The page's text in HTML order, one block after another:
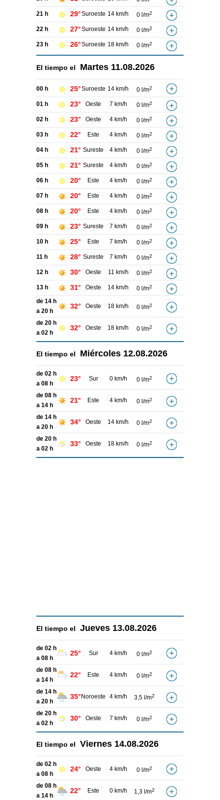
21 h 29°Suroeste 14 km/h 0 l/m2
22 h 27°Suroeste 14 km/h 0 l/m2
23 h 26°Suroeste 18 km/h 0 l/m2
El tiempo el Martes 11.08.2026
00 h 25°Suroeste 14 km/h 0 l/m2
01 h 23° Oeste 7 km/h 0 l/m2
02 h 23° Oeste 4 km/h 0 l/m2
03 h 22° Este 4 km/h 0 l/m2
04 h 21° Sureste 4 km/h 0 l/m2
05 h 21° Sureste 4 km/h 0 l/m2
06 h 20° Este 4 km/h 0 l/m2
07 h 20° Este 4 km/h 0 l/m2
08 h 20° Este 4 km/h 0 l/m2
09 h 23° Sureste 7 km/h 0 l/m2
10 h 25° Este 7 km/h 0 l/m2
11 h 28° Sureste 7 km/h 0 l/m2
12 h 30° Oeste 11 km/h 0 l/m2
13 h 31° Oeste 14 km/h 0 l/m2
de 14 h
a 20 h
32° Oeste 18 km/h 0 l/m2
de 20 h
a 02 h
32° Oeste 18 km/h 0 l/m2
El tiempo el Miércoles 12.08.2026
de 02 h
a 08 h
23° Sur 0 km/h 0 l/m2
de 08 h
a 14 h
21° Este 4 km/h 0 l/m2
de 14 h
a 20 h
34° Oeste 14 km/h 0 l/m2
de 20 h
a 02 h
33° Oeste 18 km/h 0 l/m2
El tiempo el Jueves 13.08.2026
de 02 h
a 08 h
25° Sur 4 km/h 0 l/m2
de 08 h
a 14 h
22° Este 4 km/h 0 l/m2
de 14 h
a 20 h
35° Noroeste 4 km/h 3,5 l/m2
de 20 h
a 02 h
30° Oeste 7 km/h 0 l/m2
El tiempo el Viernes 14.08.2026
de 02 h
a 08 h
24° Oeste 4 km/h 0 l/m2
de 08 h
a 14 h
22° Este 0 km/h 1,3 l/m2